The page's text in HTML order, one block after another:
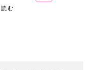
む